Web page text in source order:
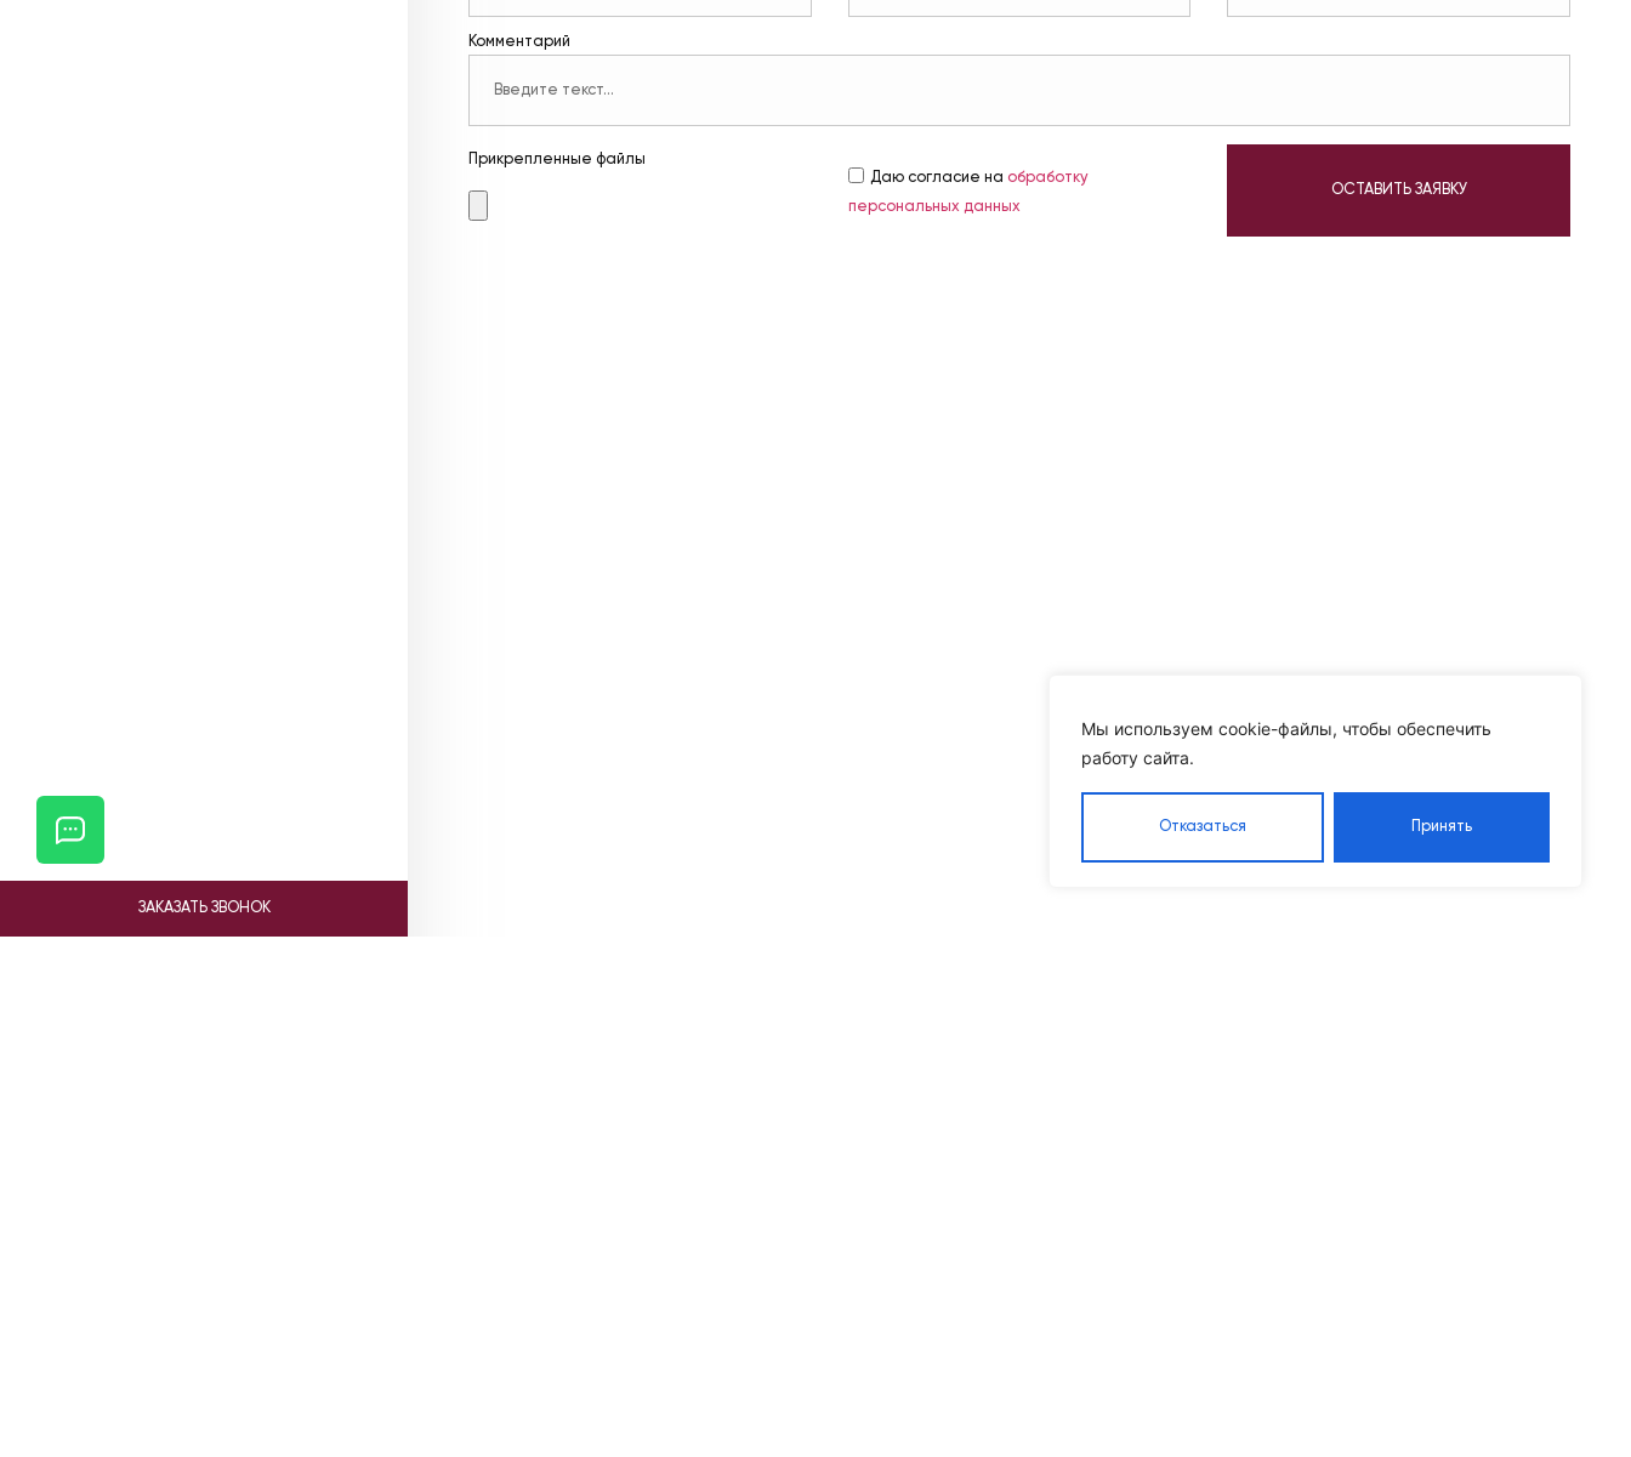
Мы используем cookie-файлы, чтобы обеспечить
работу сайта.
Отказаться Принять
ЗАКАЗАТЬ ЗВОНОК
Комментарий
Прикрепленные файлы
Даю согласие на обработку
персональных данных
ОСТАВИТЬ ЗАЯВКУ